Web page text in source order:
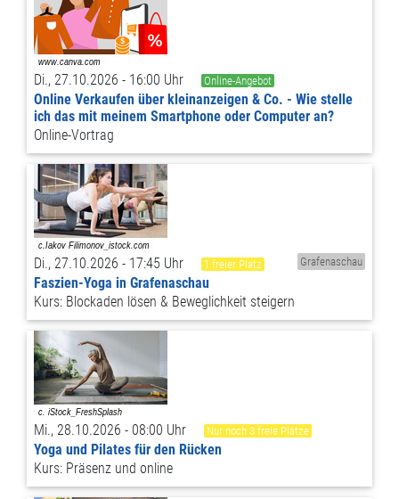
Di., 27.10.2026 - 16:00 Uhr Online-Angebot
Online Verkaufen über kleinanzeigen & Co. - Wie stelle
ich das mit meinem Smartphone oder Computer an?
Online-Vortrag
Di., 27.10.2026 - 17:45 Uhr 1 freier Platz Grafenaschau
Faszien-Yoga in Grafenaschau
Kurs: Blockaden lösen & Beweglichkeit steigern
Mi., 28.10.2026 - 08:00 Uhr Nur noch 3 freie Plätze
Yoga und Pilates für den Rücken
Kurs: Präsenz und online